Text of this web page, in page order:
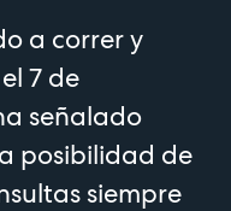
a correr y
7 de
señalado
posibilidad de
siempre